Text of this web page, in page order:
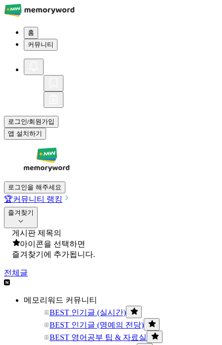
홈
커뮤니티
로그인/회원가입
앱 설치하기
로그인을 해주세요
🏆커뮤니티 랭킹
즐겨찾기
게시판 제목의
아이콘을 선택하면
즐겨찾기에 추가됩니다.
전체글
메모리워드 커뮤니티
BEST 인기글 (실시간)
BEST 인기글 (명예의 전당)
BEST 영어공부 팁 & 자료실